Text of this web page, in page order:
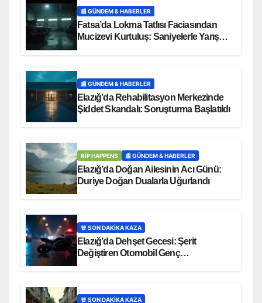
📰 GÜNDEM & HABERLER
Fatsa’da Lokma Tatlısı Faciasından
Mucizevi Kurtuluş: Saniyelerle Yarışan
📰 GÜNDEM & HABERLER
Elazığ’da Rehabilitasyon Merkezinde
Şiddet Skandalı: Soruşturma Başlatıldı
RİP HAPPENS 📰 GÜNDEM & HABERLER
Elazığ’da Doğan Ailesinin Acı Günü:
Duriye Doğan Dualarla Uğurlandı
🚨 SON DAKİKA KAZA
Elazığ’da Dehşet Gecesi: Şerit
Değiştiren Otomobil Genç
🚨 SON DAKİKA KAZA